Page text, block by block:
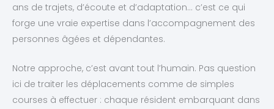
ans de trajets, d’écoute et d’adaptation… c’est ce qui
forge une vraie expertise dans l’accompagnement des
personnes âgées et dépendantes.
Notre approche, c’est avant tout l’humain. Pas question
ici de traiter les déplacements comme de simples
courses à effectuer : chaque résident embarquant dans